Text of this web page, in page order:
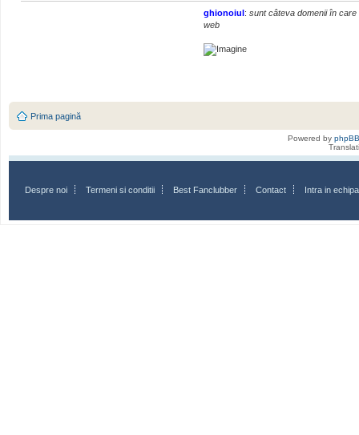
ghionoiul: sunt câteva domenii în
web
Prima pagină
Powered by phpBB
Despre noi Termeni si conditii Best Fanclubber Contact Intra in